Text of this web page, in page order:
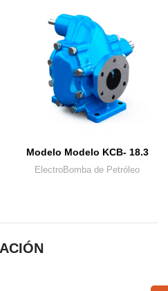
Modelo Modelo KCB- 18.3
ElectroBomba de Petróleo